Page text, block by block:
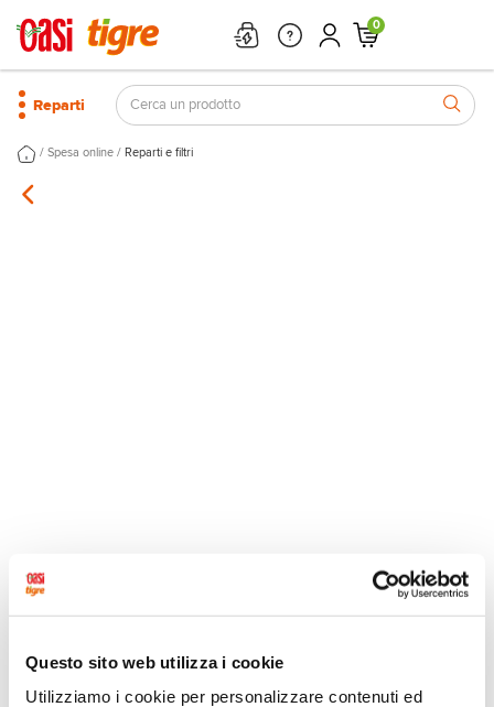
Questo sito web utilizza i cookie
Utilizziamo i cookie per personalizzare contenuti ed
0
Reparti
/ Spesa online / Reparti e filtri